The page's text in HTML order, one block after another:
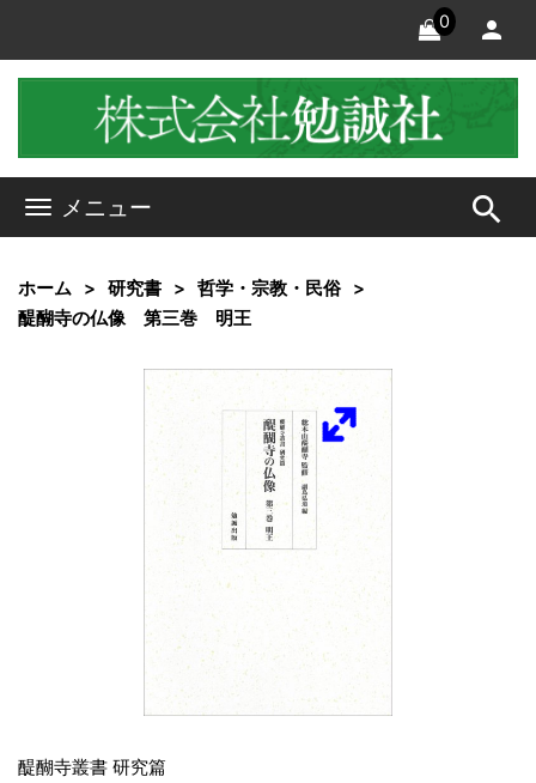
0
メニュー search
ホーム 研究書
哲学・宗教・民俗
醍醐寺の仏像 第三巻 明王
醍醐寺叢書 研究篇